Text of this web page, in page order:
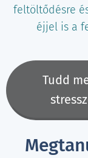
feltöltődésre
éjjel is a
Tudd